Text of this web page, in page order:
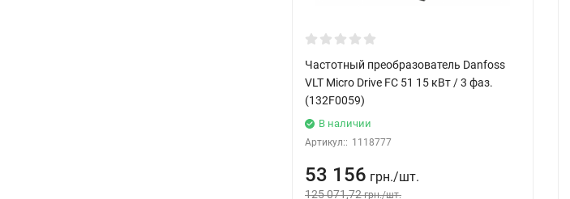
Частотный преобразователь Danfoss
VLT Micro Drive FC 51 15 кВт / 3 фаз.
(132F0059)
В наличии
Артикул:: 1118777
53 156 грн./шт.
125 071,72 грн./шт.